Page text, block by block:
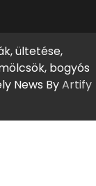
ültetése,
bogyós
News ByArtify